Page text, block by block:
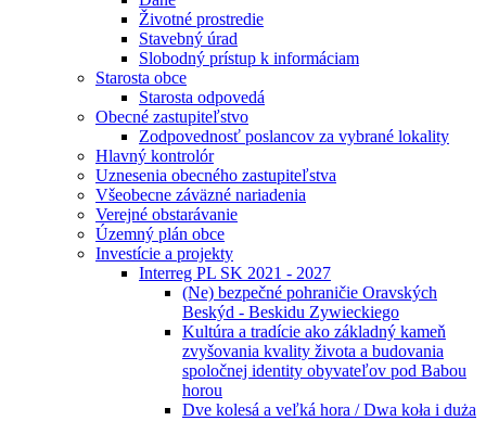
Životné prostredie
Stavebný úrad
Slobodný prístup k informáciam
Starosta obce
Starosta odpovedá
Obecné zastupiteľstvo
Zodpovednosť poslancov za vybrané lokality
Hlavný kontrolór
Uznesenia obecného zastupiteľstva
Všeobecne záväzné nariadenia
Verejné obstarávanie
Územný plán obce
Investície a projekty
Interreg PL SK 2021 - 2027
(Ne) bezpečné pohraničie Oravských
Beskýd - Beskidu Zywieckiego
Kultúra a tradície ako základný kameň
zvyšovania kvality života a budovania
spoločnej identity obyvateľov pod Babou
horou
Dve kolesá a veľká hora / Dwa koła i duża